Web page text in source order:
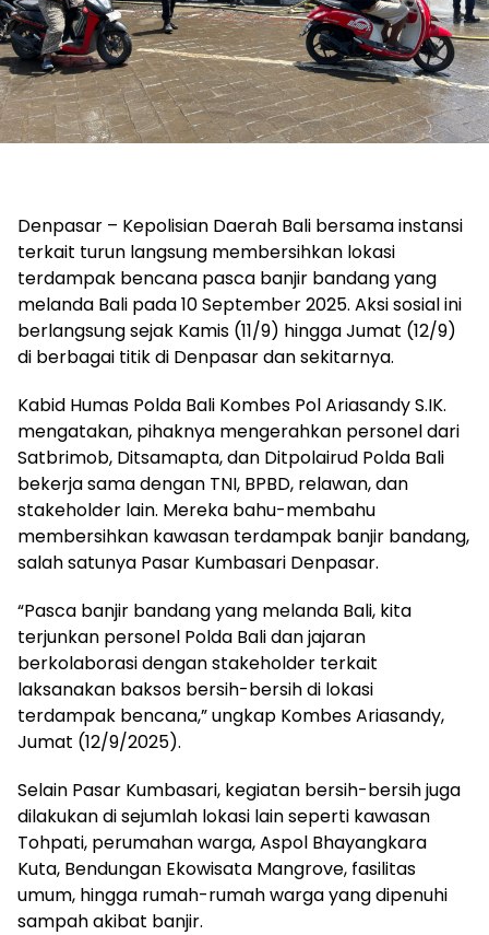
Denpasar – Kepolisian Daerah Bali bersama instansi
terkait turun langsung membersihkan lokasi
terdampak bencana pasca banjir bandang yang
melanda Bali pada 10 September 2025. Aksi sosial ini
berlangsung sejak Kamis (11/9) hingga Jumat (12/9)
di berbagai titik di Denpasar dan sekitarnya.
Kabid Humas Polda Bali Kombes Pol Ariasandy S.IK.
mengatakan, pihaknya mengerahkan personel dari
Satbrimob, Ditsamapta, dan Ditpolairud Polda Bali
bekerja sama dengan TNI, BPBD, relawan, dan
stakeholder lain. Mereka bahu-membahu
membersihkan kawasan terdampak banjir bandang,
salah satunya Pasar Kumbasari Denpasar.
“Pasca banjir bandang yang melanda Bali, kita
terjunkan personel Polda Bali dan jajaran
berkolaborasi dengan stakeholder terkait
laksanakan baksos bersih-bersih di lokasi
terdampak bencana,” ungkap Kombes Ariasandy,
Jumat (12/9/2025).
Selain Pasar Kumbasari, kegiatan bersih-bersih juga
dilakukan di sejumlah lokasi lain seperti kawasan
Tohpati, perumahan warga, Aspol Bhayangkara
Kuta, Bendungan Ekowisata Mangrove, fasilitas
umum, hingga rumah-rumah warga yang dipenuhi
sampah akibat banjir.